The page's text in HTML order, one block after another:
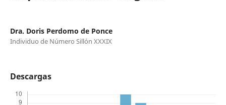
Dra. Doris Perdomo de Ponce
Individuo de Número Sillón XXXIX
Descargas